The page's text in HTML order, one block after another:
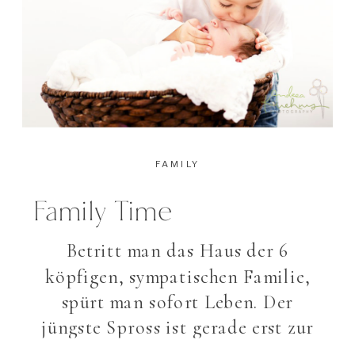
Betritt man das Haus der 6
köpfigen, sympatischen Familie,
spürt man sofort Leben. Der
jüngste Spross ist gerade erst zur
Family Time
FAMILY